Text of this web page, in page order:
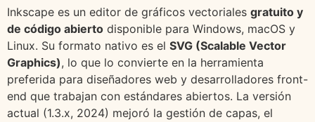
Inkscape es un editor de gráficos vectoriales gratuito y
de código abierto disponible para Windows, macOS y
Linux. Su formato nativo es el SVG (Scalable Vector
Graphics), lo que lo convierte en la herramienta
preferida para diseñadores web y desarrolladores front-
end que trabajan con estándares abiertos. La versión
actual (1.3.x, 2024) mejoró la gestión de capas, el